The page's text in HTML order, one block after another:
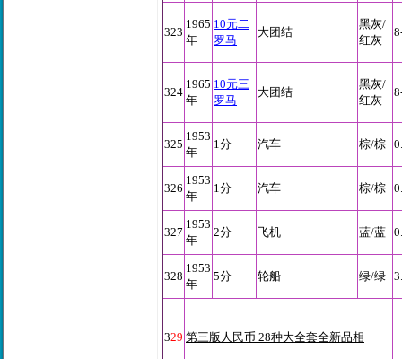
323
1965
年
10元二
罗马
大团结
黑灰/
红灰
324
1965
年
10元三
罗马
大团结
黑灰/
红灰
325
1953
年
1分 汽车 棕/棕
326
1953
年
1分 汽车 棕/棕
327
1953
年
2分 飞机 蓝/蓝
328
1953
年
5分 轮船 绿/绿
329 第三版人民币 28种大全套全新品相